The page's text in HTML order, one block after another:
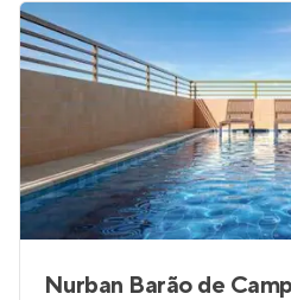
Nurban Barão de